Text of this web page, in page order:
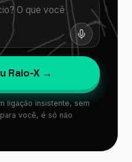
Raio-X →
ligação insistente, sem
você, é só não